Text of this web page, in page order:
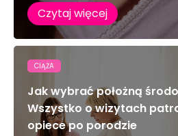
Czytaj więcej
CIĄŻA
Jak wybrać położną
Wszystko o wizytach
opiece po porodzie